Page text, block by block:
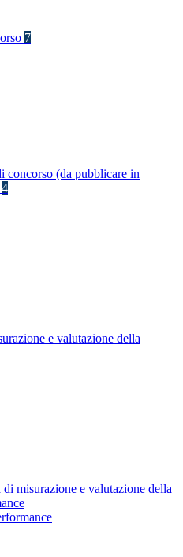
7
concorso (da pubblicare in
4
e valutazione della
di misurazione e valutazione della